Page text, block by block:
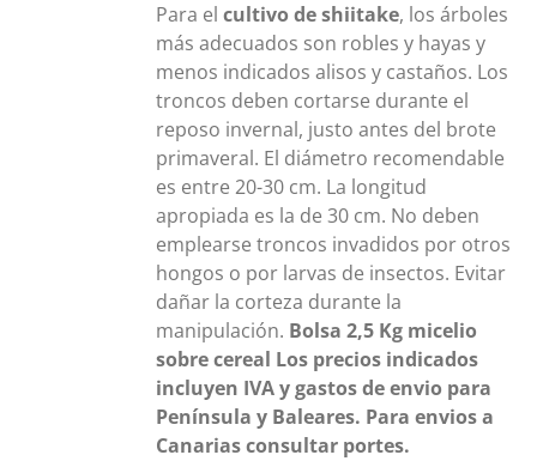
Para elcultivo de shiitake, los árboles
más adecuados son robles y hayas y
menos indicados alisos y castaños. Los
troncos deben cortarse durante el
reposo invernal, justo antes del brote
primaveral. El diámetro recomendable
es entre 20-30 cm. La longitud
apropiada es la de 30 cm. No deben
emplearse troncos invadidos por otros
hongos o por larvas de insectos. Evitar
dañar la corteza durante la
manipulación. Bolsa 2,5 Kg micelio
sobre cereal Los precios indicados
incluyen IVA y gastos de envio para
Península y Baleares. Para envios a
Canarias consultar portes.